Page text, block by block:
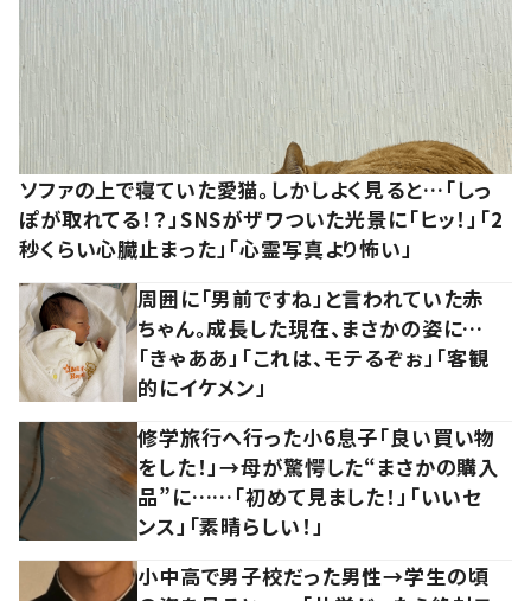
ソファの上で寝ていた愛猫。しかしよく見ると…「しっ
ぽが取れてる！？」SNSがザワついた光景に「ヒッ！」「2
秒くらい心臓止まった」「心霊写真より怖い」
周囲に「男前ですね」と言われていた赤
ちゃん。成長した現在、まさかの姿に…
「きゃああ」「これは、モテるぞぉ」「客観
的にイケメン」
修学旅行へ行った小6息子「良い買い物
をした！」→母が驚愕した“まさかの購入
品”に……「初めて見ました！」「いいセ
ンス」「素晴らしい！」
小中高で男子校だった男性→学生の頃